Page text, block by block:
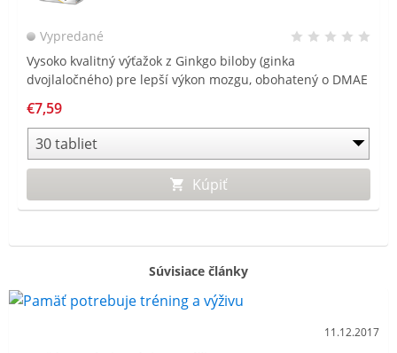
Vypredané
Vysoko kvalitný výťažok z Ginkgo biloby (ginka
dvojlaločného) pre lepší výkon mozgu, obohatený o DMAE
€7,59
Kúpiť
Súvisiace články
11.12.2017